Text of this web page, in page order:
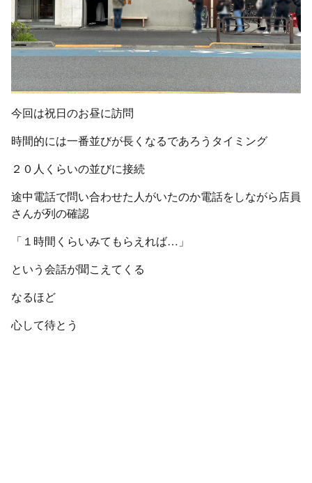
今回は祝日のお昼に訪問
時間的には一番並びが長くなるであろうタイミング
２０人くらいの並びに接続
途中電話で問い合わせた人がいたのか電話をしながら店員
さんが列の確認
「１時間くらいみてもらえれば…」
という会話が聞こえてくる
なるほど
心して待とう